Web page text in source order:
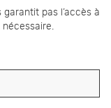
pas l’accès à